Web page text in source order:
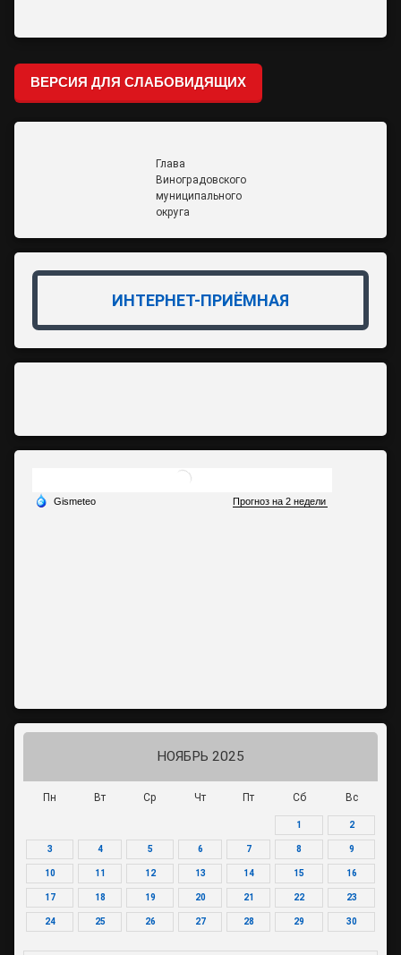
ВЕРСИЯ ДЛЯ СЛАБОВИДЯЩИХ
Глава
Виноградовского
муниципального
округа
ИНТЕРНЕТ-ПРИЁМНАЯ
НОЯБРЬ 2025
Пн Вт Ср Чт Пт Сб Вс
1 2
3 4 5 6 7 8 9
10 11 12 13 14 15 16
17 18 19 20 21 22 23
24 25 26 27 28 29 30